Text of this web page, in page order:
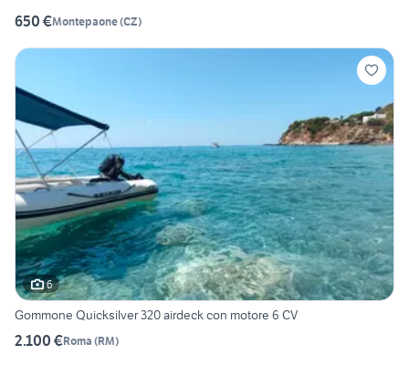
650 €Montepaone(CZ)
6
Gommone Quicksilver 320 airdeck con motore 6 CV
2.100 €Roma (RM)